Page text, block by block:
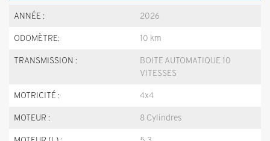
ANNÉE : 2026
ODOMÈTRE: 10 km
TRANSMISSION :
BOITE AUTOMATIQUE 10
VITESSES
MOTRICITÉ : 4x4
MOTEUR : 8 Cylindres